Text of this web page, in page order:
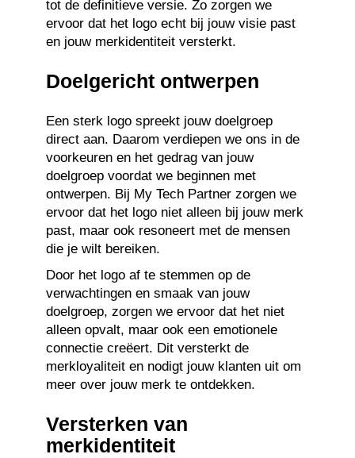
tot de definitieve versie. Zo zorgen we
ervoor dat het logo echt bij jouw visie past
en jouw merkidentiteit versterkt.
Doelgericht ontwerpen
Een sterk logo spreekt jouw doelgroep
direct aan. Daarom verdiepen we ons in de
voorkeuren en het gedrag van jouw
doelgroep voordat we beginnen met
ontwerpen. Bij My Tech Partner zorgen we
ervoor dat het logo niet alleen bij jouw merk
past, maar ook resoneert met de mensen
die je wilt bereiken.
Door het logo af te stemmen op de
verwachtingen en smaak van jouw
doelgroep, zorgen we ervoor dat het niet
alleen opvalt, maar ook een emotionele
connectie creëert. Dit versterkt de
merkloyaliteit en nodigt jouw klanten uit om
meer over jouw merk te ontdekken.
Versterken van
merkidentiteit